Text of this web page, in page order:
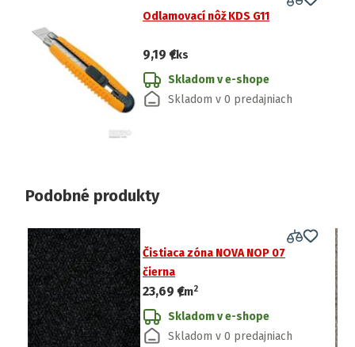
Odlamovací nôž KDS G11
9,19 €/ks
Skladom v e-shope
Skladom v 0 predajniach
Podobné produkty
Čistiaca zóna NOVA NOP 07
čierna
23,69 €
/m2
Skladom v e-shope
Skladom v 0 predajniach